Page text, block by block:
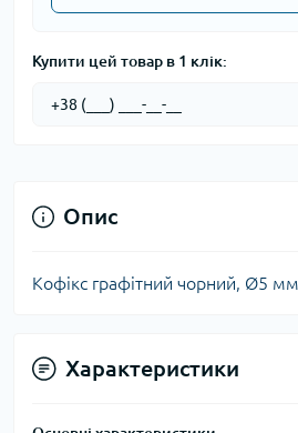
Купити цей товар в 1 клік:
Опис
Кофікс графітний чорний, Ø5
Характеристики